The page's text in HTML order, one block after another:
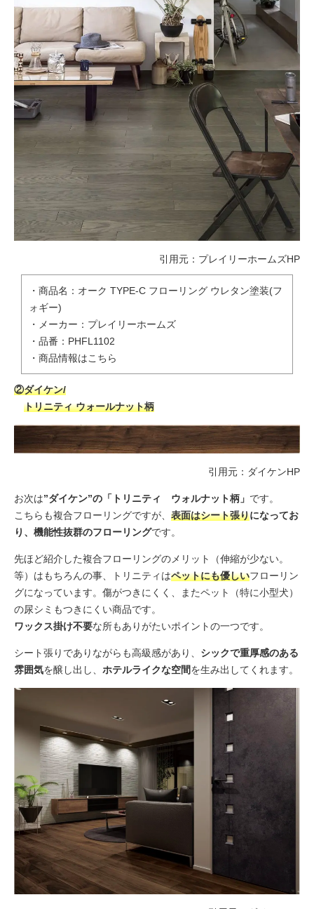
引用元： プレイリーホームズHP
・商品名：オーク TYPE-C フローリング ウレタン塗装(フ
ォギー)
・メーカー：プレイリーホームズ
・品番：PHFL1102
・ 商品情報はこちら
②ダイケン/
トリニティ ウォールナット柄
引用元： ダイケンHP
お次は”ダイケン”の「トリニティ ウォルナット柄」 です。
こちらも複合フローリングですが、 表面はシート張りになってお
り、機能性抜群のフローリングです。
先ほど紹介した複合フローリングのメリット（伸縮が少ない。
等）はもちろんの事、トリニティはペットにも優しいフローリン
グになっています。傷がつきにくく、またペット（特に小型犬）
の尿シミもつきにくい商品です。
ワックス掛け不要な所もありがたいポイントの一つです。
シート張りでありながらも高級感があり、 シックで重厚感のある
雰囲気を醸し出し、 ホテルライクな空間を生み出してくれます。